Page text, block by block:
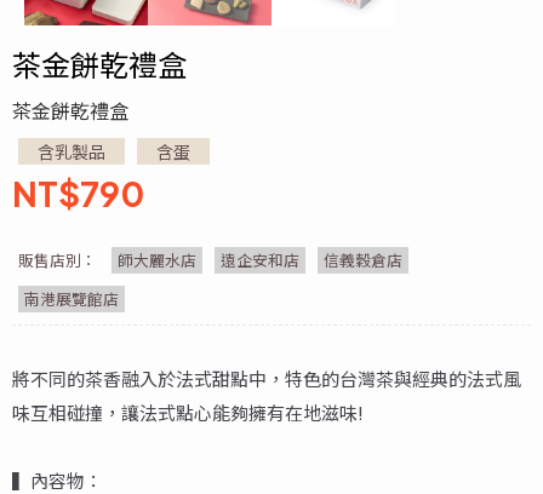
茶金餅乾禮盒
茶金餅乾禮盒
含乳製品 含蛋
NT$790
販售店別： 師大麗水店 遠企安和店
信義穀倉店
南港展覽館店
將不同的茶香融入於法式甜點中，特色的台灣茶與經典的法式風
味互相碰撞，讓法式點心能夠擁有在地滋味!
▍內容物：